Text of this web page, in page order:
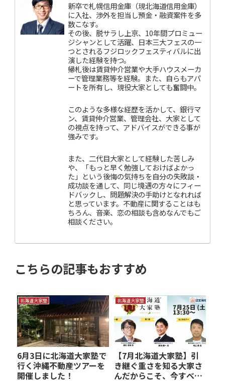
新卒で札幌信用金庫（現北海道信用金庫）
に入社、渉外を担当し預金・融資案件を多
数こなす。
その後、脱サラし上京、10年間プロミュー
ジシャンとして活躍、日本三大フェスの一
つとされるフジロックフェスティバルに出
演した経験を持つ。
帰札後は賃貸仲介営業や大手ハウスメーカ
ーで管理業務等を経験。また、自らもアパ
ートを所有し、現役大家としても奮闘中。
このような多様な経歴を活かして、銀行マ
ン、賃貸仲介営業、管理会社、大家として
の視点を持って、アドバイスができる事が
強みです。
また、二代目大家として経験した苦しみ
や、「もっと早く勉強しておけばよかっ
た」という後悔の気持ちを自分の失敗談・
成功談を通して、同じ境遇の方々にフィー
ドバックし、問題解決の手助けとなれれば
と思っています。不動産に関することはも
ちろん、音楽、恋の相談も含めなんでもご
相談ください。
こちらの記事もおすすめ
北海道大家塾
6月3日に北海道大家塾で
行く沖縄不動産ツアーを
開催しました！
北海道大家塾
【7月北海道大家塾】引
き継ぐ重さを知る大家さ
んだからこそ、今すべき